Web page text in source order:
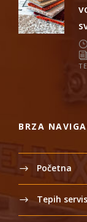
BRZA
Početna
Tepih servis